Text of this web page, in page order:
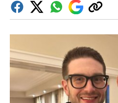
FacebookTwitterWhatsapp
Google
Discover
Copiar
enlace